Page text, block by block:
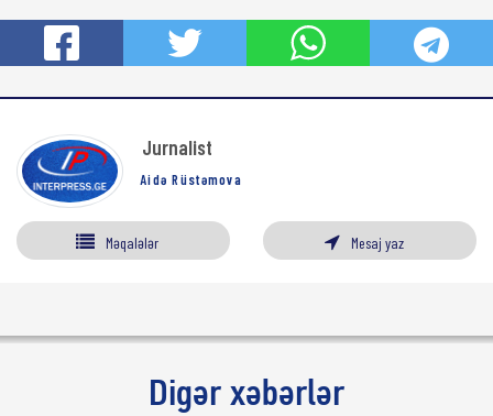
Jurnalist
Aidə Rüstəmova
Məqalələr Mesaj yaz
Digər xəbərlər